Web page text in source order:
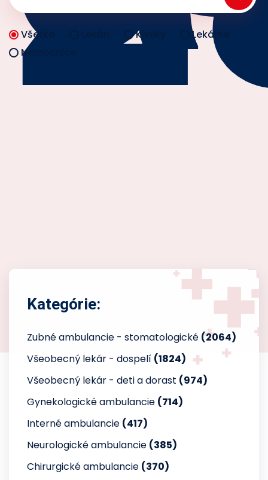
Všetko Kliniky
Lekárne
Nemocnice
Kategórie:
Zubné ambulancie - stomatologické (2064)
Všeobecný lekár - dospelí (1824)
Všeobecný lekár - deti a dorast (974)
Gynekologické ambulancie (714)
Interné ambulancie (417)
Neurologické ambulancie (385)
Chirurgické ambulancie (370)